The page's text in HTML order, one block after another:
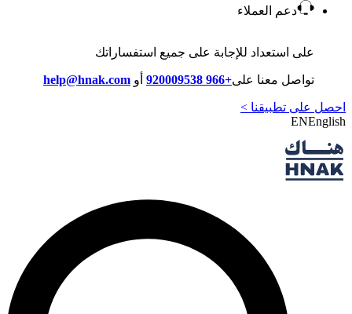
دعم العملاء
على استعداد للإجابة على جميع استفساراتك
تواصل معنا على+966 920009538 أو help@hnak.com
احصل على تطبيقنا >
ENEnglish